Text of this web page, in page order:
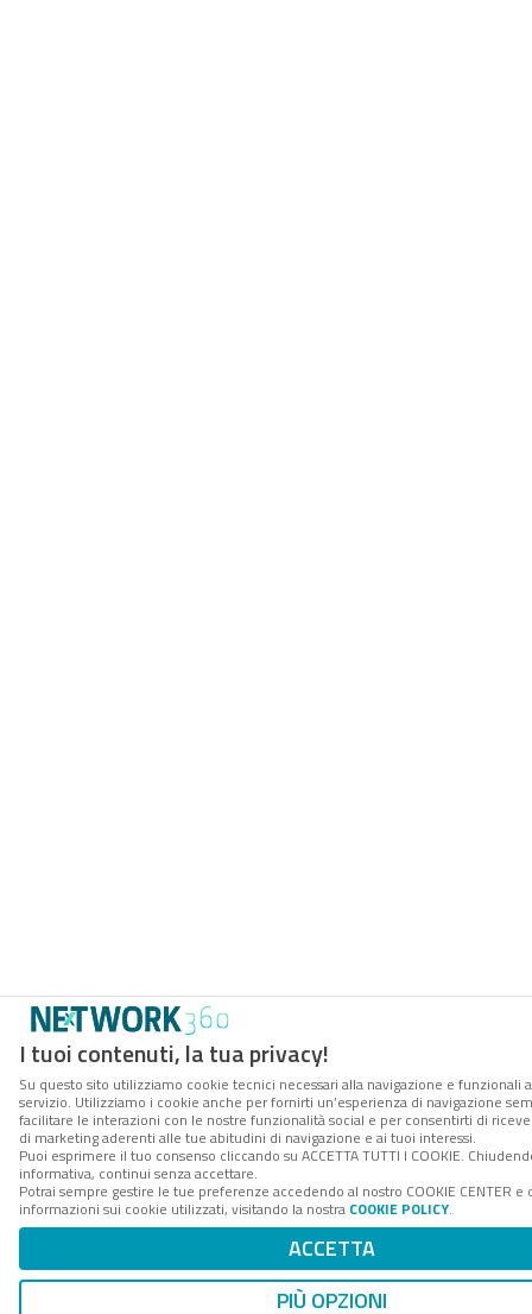
I tuoi contenuti, la tua privacy!
Su questo sito utilizziamo cookie tecnici necessari alla navigazione e funzionali
servizio. Utilizziamo i cookie anche per fornirti un’esperienza di navigazione
facilitare le interazioni con le nostre funzionalità social e per consentirti di
di marketing aderenti alle tue abitudini di navigazione e ai tuoi interessi.
Puoi esprimere il tuo consenso cliccando su ACCETTA TUTTI I COOKIE.
informativa, continui senza accettare.
Potrai sempre gestire le tue preferenze accedendo al nostro COOKIE CENTER
informazioni sui cookie utilizzati, visitando la nostra COOKIE POLICY.
ACCETTA
PIÙ OPZIONI